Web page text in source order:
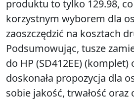
produktu to tylko 129.98,
korzystnym wyborem dla
zaoszczędzić na kosztach
Podsumowując, tusze
do HP (SD412EE) (komplet)
doskonała propozycja dla
sobie jakość, trwałość oraz